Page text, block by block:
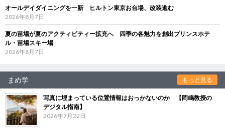
オールデイダイニングを一新 ヒルトン東京お台場、改装進む
2026年8月7日
夏の苗場が夏のアクティビティー拡充へ 四季の各魅力を創出プリンスホテ
ル・苗場スキー場
2026年8月7日
まめ学 もっと見る
写真に埋まっている位置情報はおっかないのか 【岡嶋教授の
デジタル指南】
2026年7月22日